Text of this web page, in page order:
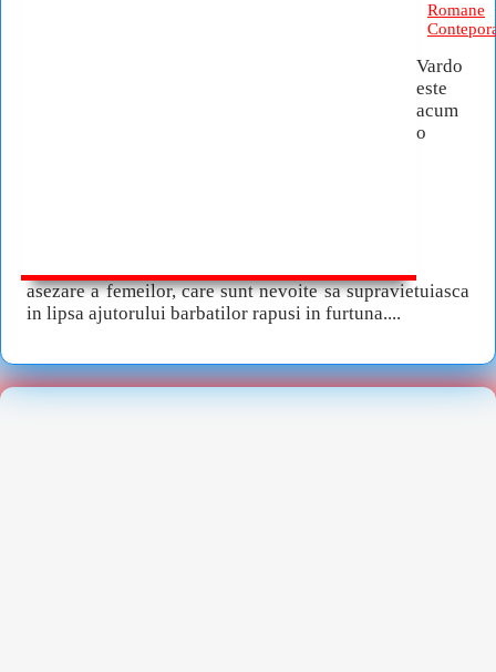
Romane
Vardo
este
acum
o
asezare a femeilor, care sunt nevoite sa supravietuiasca
in lipsa ajutorului barbatilor rapusi in furtuna....